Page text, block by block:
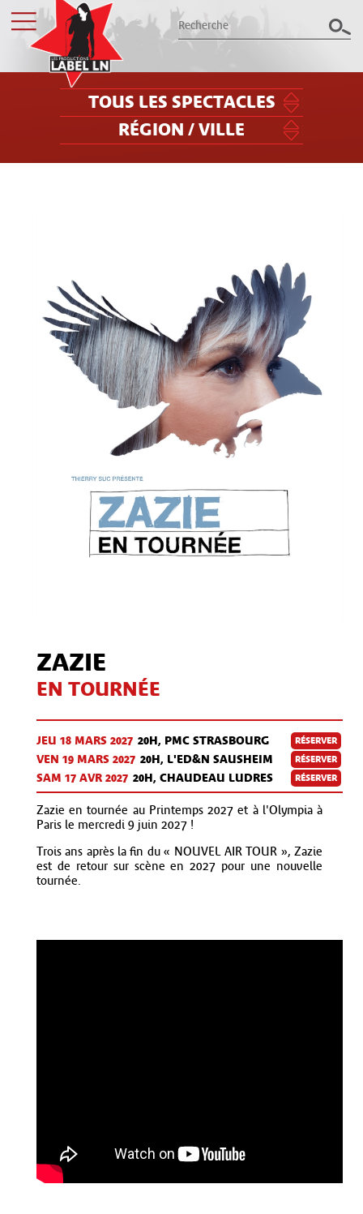
présentent le meilleur des spectacles
Archives
Contact
S'inscrire à notre Newsletter
Mon compte Client /
Mon compte CSE
Mentions légales
TOUS LES SPECTACLES
RÉGION / VILLE
ZAZIE
EN TOURNÉE
JEU 18 MARS 2027 20H, PMC STRASBOURG RÉSERVER
VEN 19 MARS 2027 20H, L'ED&N SAUSHEIM RÉSERVER
SAM 17 AVR 2027 20H, CHAUDEAU LUDRES RÉSERVER
Zazie en tournée au Printemps 2027 et à l'Olympia à
Paris le mercredi 9 juin 2027 !
Trois ans après la fin du « NOUVEL AIR TOUR », Zazie
est de retour sur scène en 2027 pour une nouvelle
tournée.